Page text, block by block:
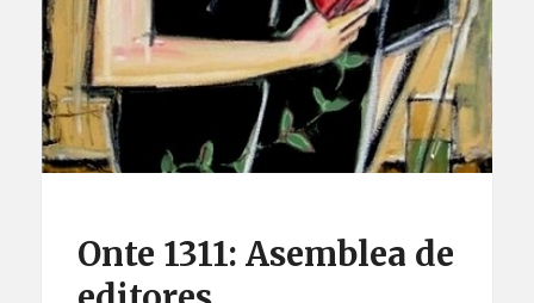
Onte 1311: Asemblea de